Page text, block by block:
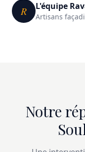
R L'équipe
Artisans
Notre